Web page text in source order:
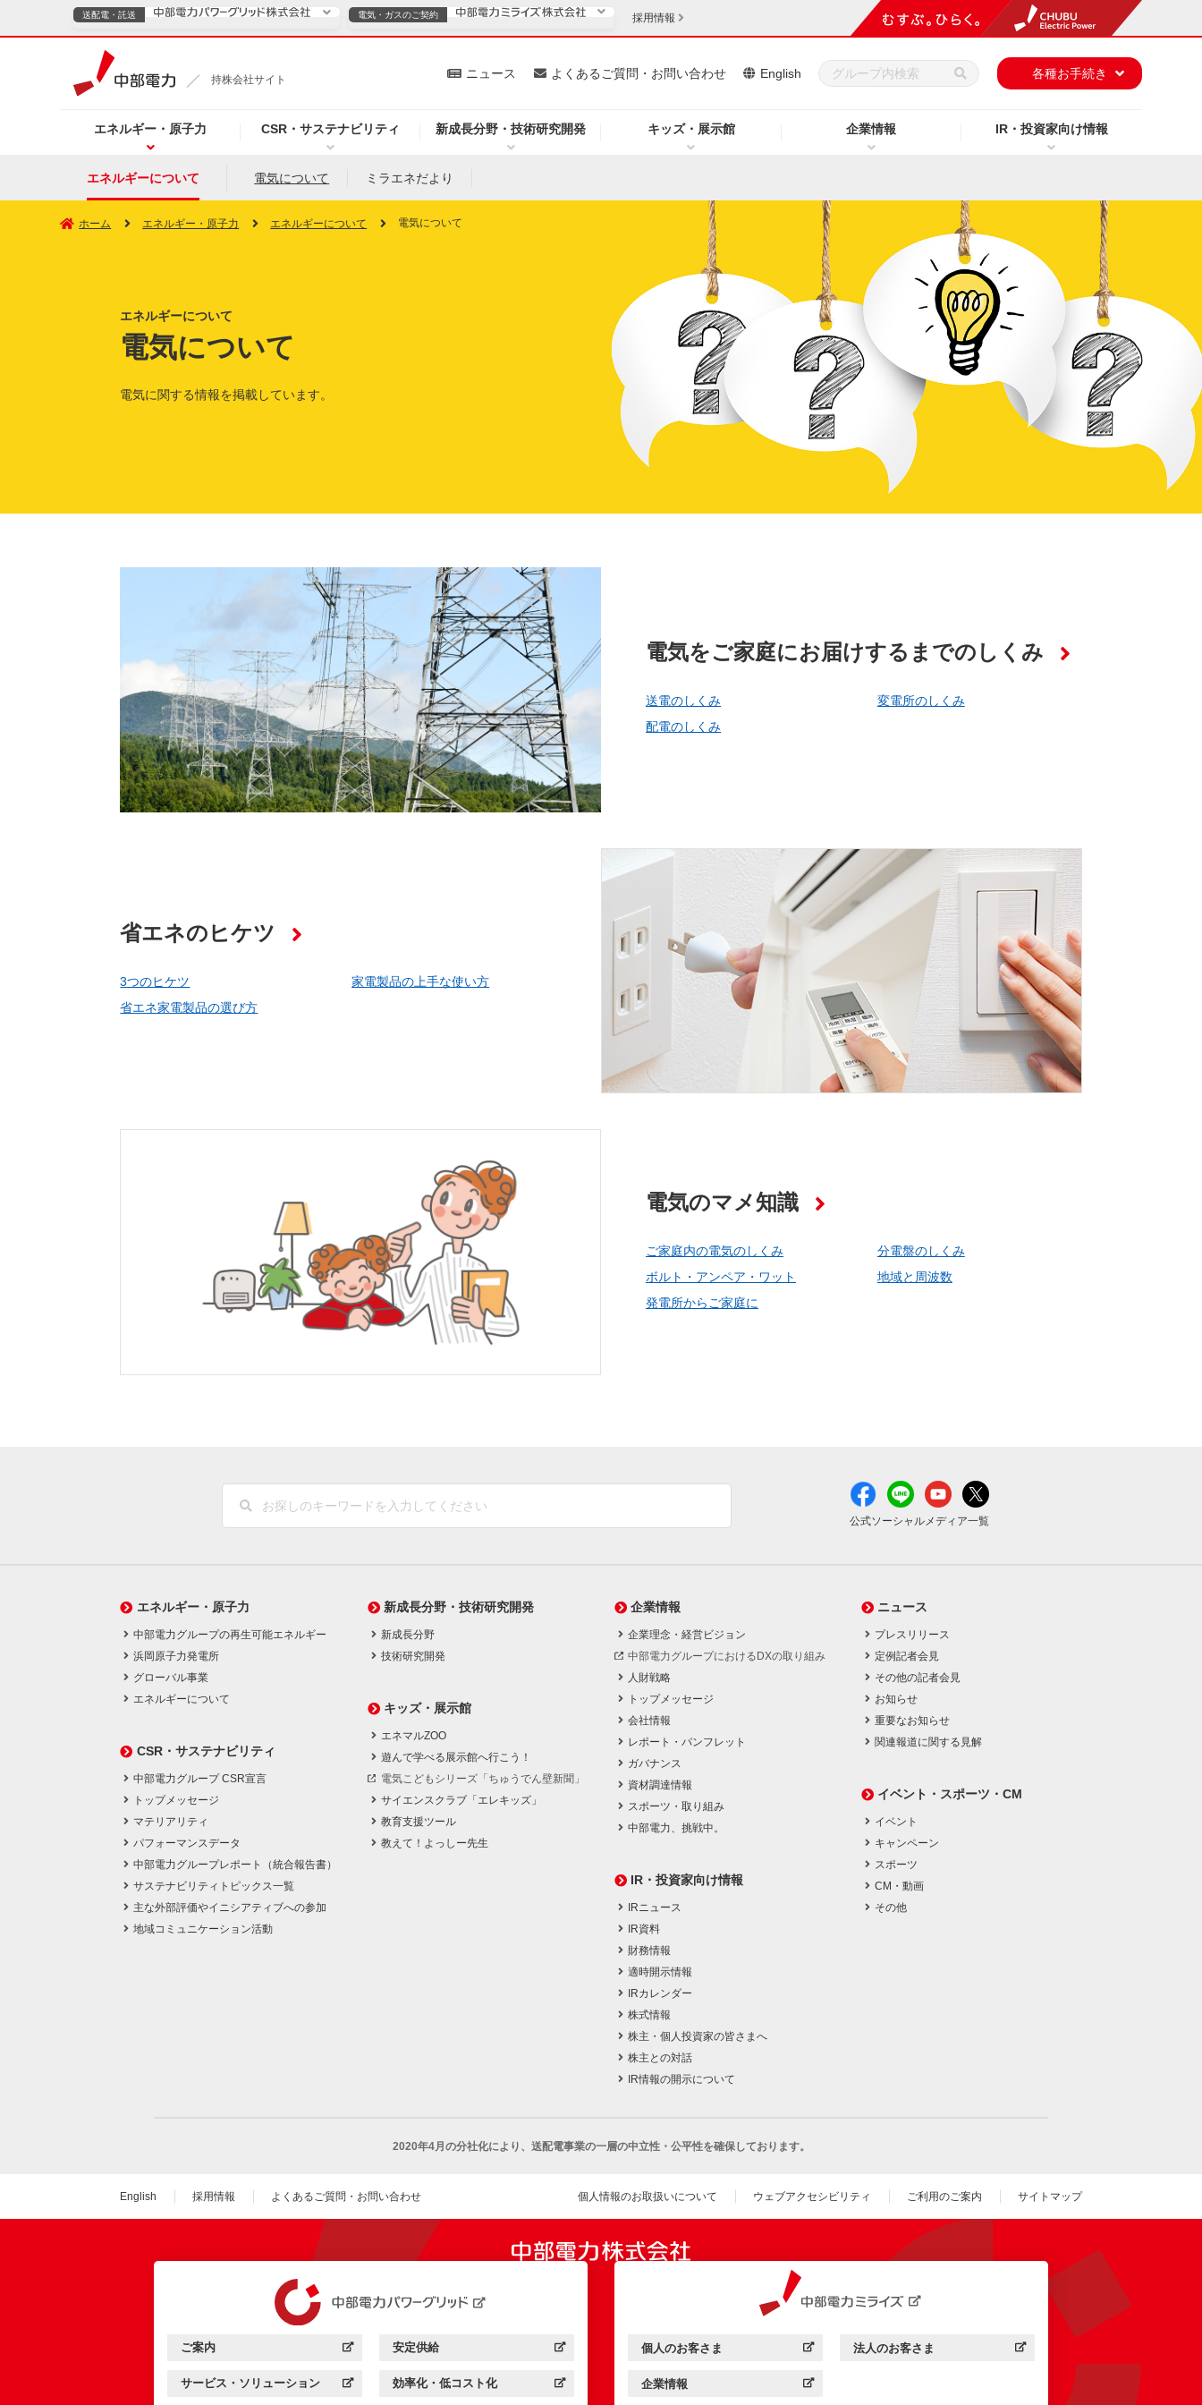
持株会社サイト
エネルギー・原子力 CSR・サステナビリティ 新成長分野・技術研究開発 キッズ・展示館 企業情報 IR・投資家向け情報
ニュース よくあるご質問・お問い合わせ English 各種お手続き
送配電・託送
（新しいウィンドウを開きます）
電気・ガスのご契約
電気・ガスのご契約
プレスリリース（新しいウィンドウを開きます）
お知らせ （新しいウィンドウを開きます）
採用情報
エネルギーについて 電気について ミラエネだより
ホーム エネルギー・原子力 エネルギーについて 電気について
エネルギーについて
電気について
電気に関する情報を掲載しています。
電気をご家庭にお届けするまでのしくみ
送電のしくみ
変電所のしくみ
配電のしくみ
省エネのヒケツ
3つのヒケツ
家電製品の上手な使い方
省エネ家電製品の選び方
電気のマメ知識
ご家庭内の電気のしくみ
分電盤のしくみ
ボルト・アンペア・ワット
地域と周波数
発電所からご家庭に
公式ソーシャルメディア一覧
エネルギー・原子力
中部電力グループの再生可能エネルギー
浜岡原子力発電所
グローバル事業
エネルギーについて
CSR・サステナビリティ
中部電力グループ CSR宣言
トップメッセージ
マテリアリティ
パフォーマンスデータ
中部電力グループレポート（統合報告書）
サステナビリティトピックス一覧
主な外部評価やイニシアティブへの参加
地域コミュニケーション活動
新成長分野・技術研究開発
新成長分野
技術研究開発
キッズ・展示館
エネマルZOO
遊んで学べる展示館へ行こう！
電気こどもシリーズ「ちゅうでん壁新聞」
サイエンスクラブ「エレキッズ」
教育支援ツール
教えて！よっしー先生
企業情報
企業理念・経営ビジョン
中部電力グループにおけるDXの取り組み
人財戦略
トップメッセージ
会社情報
レポート・パンフレット
ガバナンス
資材調達情報
スポーツ・取り組み
中部電力、挑戦中。
IR・投資家向け情報
IRニュース
IR資料
財務情報
適時開示情報
IRカレンダー
株式情報
株主・個人投資家の皆さまへ
株主との対話
IR情報の開示について
ニュース
プレスリリース
定例記者会見
その他の記者会見
お知らせ
重要なお知らせ
関連報道に関する見解
イベント・スポーツ・CM
イベント
キャンペーン
スポーツ
CM・動画
その他
2020年4月の分社化により、 送配電事業の一層の中立性・公平性を確保しております。
English 採用情報 よくあるご質問・お問い合わせ 個人情報のお取扱いについて ウェブアクセシビリティ ご利用のご案内 サイトマップ
中部電力パワーグリッド：
ご案内
（新しいウィンドウを開きます） 中部電力パワーグリッド：
安定供給
（新しいウィンドウを開きます）
中部電力パワーグリッド：
サービス・ソリューション
（新しいウィンドウを開きます） 中部電力パワーグリッド：
効率化・低コスト化
（新しいウィンドウを開きます）
中部電力ミライズ：
個人のお客さま
（新しいウィンドウを開きます） 中部電力ミライズ：
法人のお客さま
（新しいウィンドウを開きます）
中部電力ミライズ：
企業情報
（新しいウィンドウを開きます）